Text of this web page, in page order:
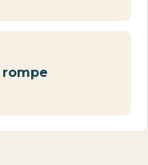
rompe